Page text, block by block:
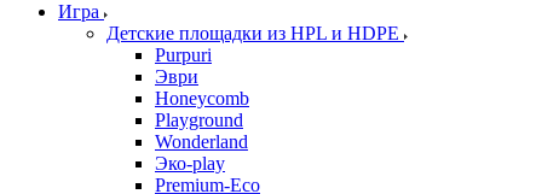
Игра
Детские площадки из HPL и HDPE
Purpuri
Эври
Honeycomb
Playground
Wonderland
Эко-play
Premium-Eco